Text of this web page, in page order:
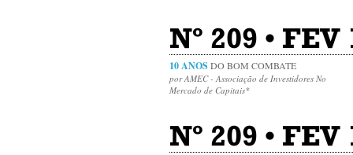
Nº 209 •
10 ANOS DO BOM COMBATE
por AMEC - Associação de Investidores No
Mercado de Capitais*
Nº 209 •